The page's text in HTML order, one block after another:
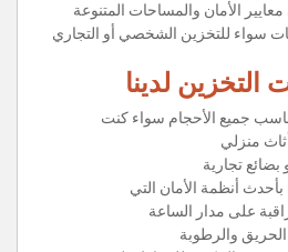
الأمان والمساحات المتنوعة
سواء للتخزين الشخصي أو التجاري
التخزين لدينا
جميع الأحجام سواء كنت
منزلي
بضائع تجارية
أنظمة الأمان التي
على مدار الساعة
والرطوبة